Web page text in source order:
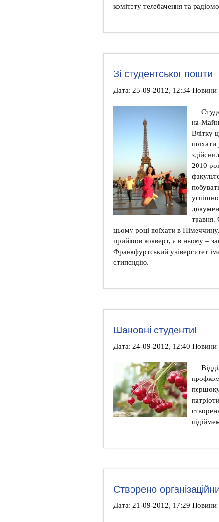
комітету телебачення та
Зі студентської пошти
Дата: 25-09-2012, 12:34 Новини
на-
Влітку
2010
успішно
травня.
цьому році поїхати в
прийшов конверт, а в ньому –
Франкфуртський університет
стипендію.
Шановні студенти!
Дата: 24-09-2012, 12:40 Новини
Створено
Дата: 21-09-2012, 17:29 Новини